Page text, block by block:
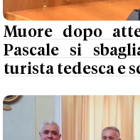
Muore dopo
Pascale si
turista tedesca e